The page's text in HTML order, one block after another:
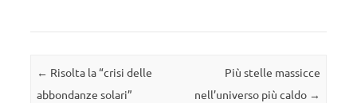
Navigazione articolo
← Risolta la “crisi delle
abbondanze solari”
Più stelle massicce
nell’universo più caldo →